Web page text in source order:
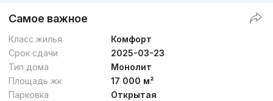
Самое важное
Класс жилья
Комфорт
Срок сдачи
2025-03-23
Тип дома
Монолит
Площадь жк
17 000 м²
Парковка
Открытая